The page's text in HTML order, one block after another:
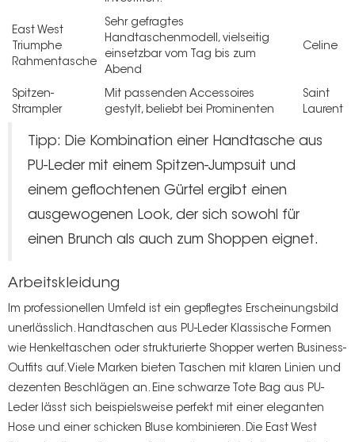
East West
Triumphe
Rahmentasche
Sehr gefragtes
Handtaschenmodell, vielseitig
einsetzbar vom Tag bis zum
Abend
Celine
Spitzen-
Strampler
Mit passenden Accessoires
gestylt, beliebt bei Prominenten
Saint
Laurent
Tipp: Die Kombination einer Handtasche aus
PU-Leder mit einem Spitzen-Jumpsuit und
einem geflochtenen Gürtel ergibt einen
ausgewogenen Look, der sich sowohl für
einen Brunch als auch zum Shoppen eignet.
Arbeitskleidung
Im professionellen Umfeld ist ein gepflegtes Erscheinungsbild
unerlässlich. Handtaschen aus PU-LederKlassische Formen
wie Henkeltaschen oder strukturierte Shopper werten Business-
Outfits auf. Viele Marken bieten Taschen mit klaren Linien und
dezenten Beschlägen an. Eine schwarze Tote Bag aus PU-
Leder lässt sich beispielsweise perfekt mit einer eleganten
Hose und einer schicken Bluse kombinieren. Die East West